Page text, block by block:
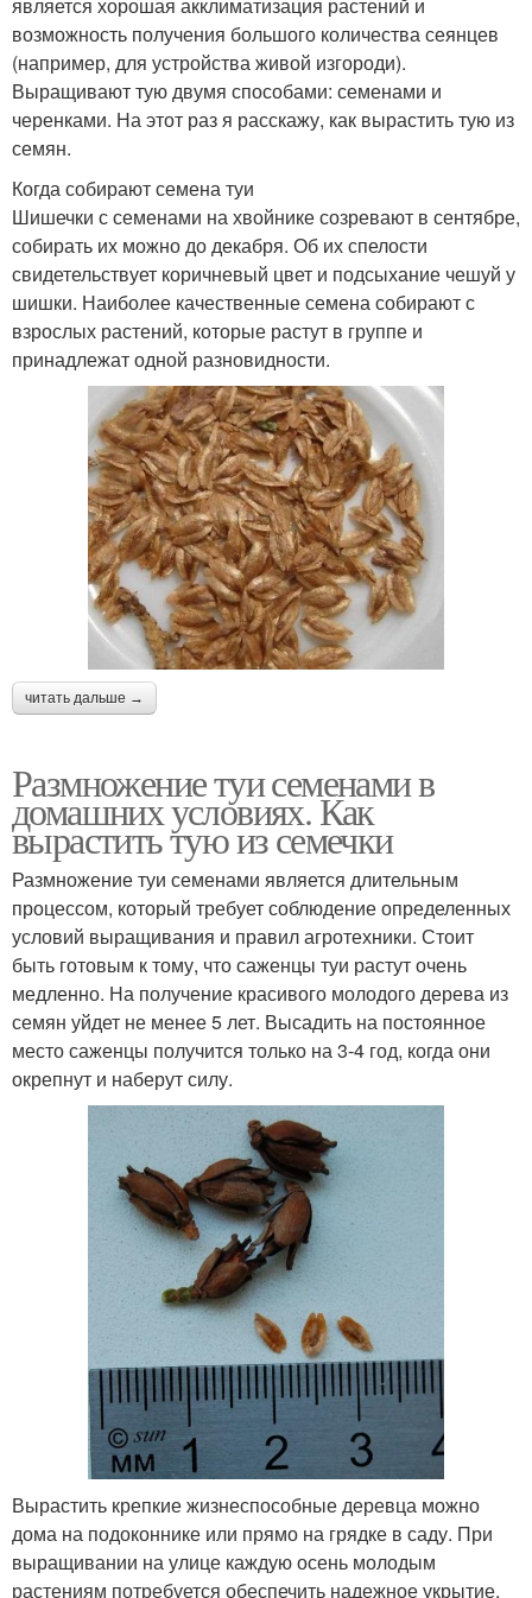
является хорошая акклиматизация растений и
возможность получения большого количества сеянцев
(например, для устройства живой изгороди).
Выращивают тую двумя способами: семенами и
черенками. На этот раз я расскажу, как вырастить тую из
семян.
Когда собирают семена туи
Шишечки с семенами на хвойнике созревают в сентябре,
собирать их можно до декабря. Об их спелости
свидетельствует коричневый цвет и подсыхание чешуй у
шишки. Наиболее качественные семена собирают с
взрослых растений, которые растут в группе и
принадлежат одной разновидности.
читать дальше →
Размножение туи семенами в
домашних условиях. Как
вырастить тую из семечки
Размножение туи семенами является длительным
процессом, который требует соблюдение определенных
условий выращивания и правил агротехники. Стоит
быть готовым к тому, что саженцы туи растут очень
медленно. На получение красивого молодого дерева из
семян уйдет не менее 5 лет. Высадить на постоянное
место саженцы получится только на 3-4 год, когда они
окрепнут и наберут силу.
Вырастить крепкие жизнеспособные деревца можно
дома на подоконнике или прямо на грядке в саду. При
выращивании на улице каждую осень молодым
растениям потребуется обеспечить надежное укрытие.